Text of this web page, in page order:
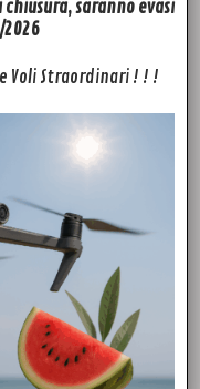
Filters Freewell Bright Day per DJI Mini 3 Pro / Mini 3 (confezione da 6)
saranno evasi
Voli Straordinari ! ! !